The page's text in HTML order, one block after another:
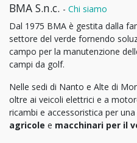
BMA S.n.c. - Chi siamo
Dal 1975 BMA è gestita dalla
settore del verde fornendo
campo per la manutenzione
campi da golf.
Nelle sedi di Nanto e Alte di
oltre ai veicoli elettrici e a
ricambi e accessoristica per
agricole e macchinari per il